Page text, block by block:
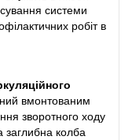
системи
робіт в
вмонтованим
зворотного ходу
заглибна колба